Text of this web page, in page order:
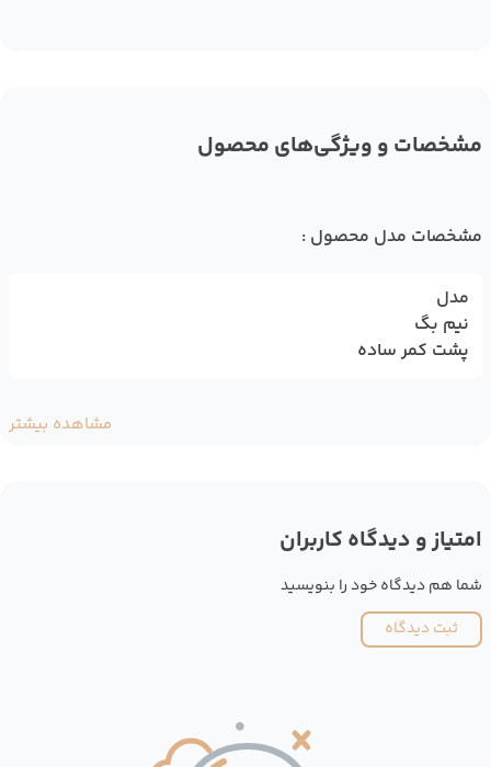
مشخصات و ویژگی‌های محصول
مشخصات مدل محصول :
مدل
نیم بگ
پشت کمر ساده
مشاهده بیشتر
امتیاز و دیدگاه کاربران
شما هم دیدگاه خود را بنویسید
ثبت دیدگاه